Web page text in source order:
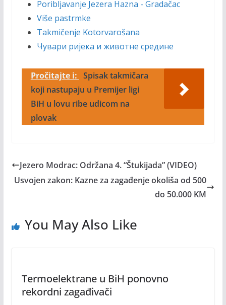
Poribljavanje Jezera Hazna - Gradačac
Više pastrmke
Takmičenje Kotorvarošana
Чувари ријека и животне средине
Pročitajte i: Spisak takmičara
koji nastupaju u Premijer ligi
BiH u lovu ribe udicom na
plovak
Jezero Modrac: Održana 4. “Štukijada” (VIDEO)
Usvojen zakon: Kazne za zagađenje okoliša od 500
do 50.000 KM
You May Also Like
Termoelektrane u BiH ponovno
rekordni zagađivači